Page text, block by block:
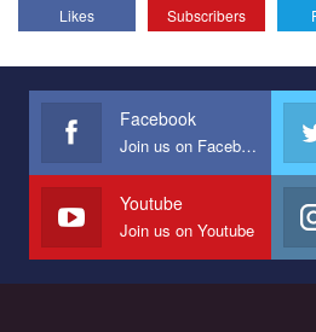
Likes Subscribers
Facebook
Join us on Facebook
Youtube
Join us on Youtube